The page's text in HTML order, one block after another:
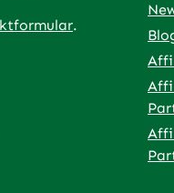
.
– öffnet in neuem
vorbei – öffnet in
uns auf LinkedIn –
Pinterest inspirieren
dich mit uns auf Xing
dir unsere Videos auf